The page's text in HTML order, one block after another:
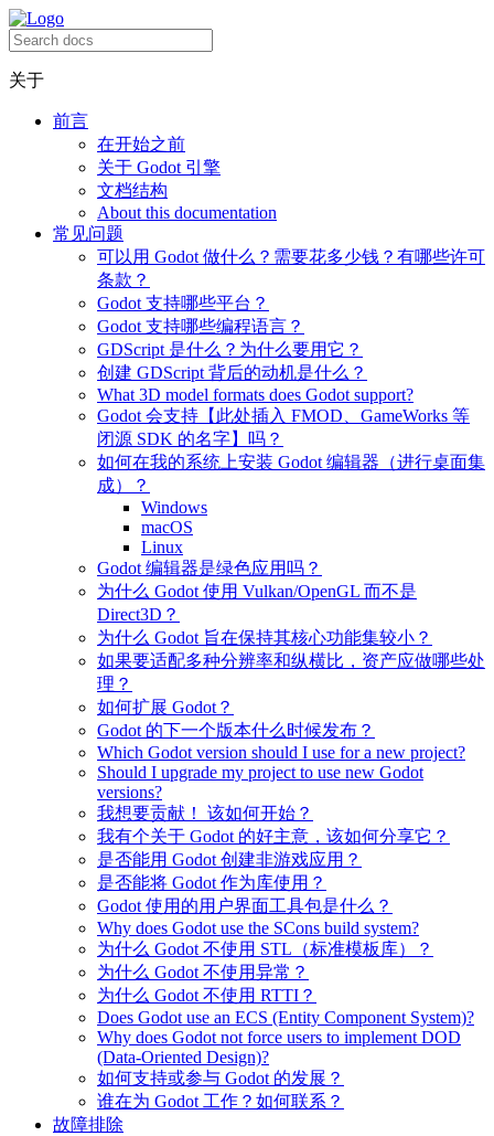
关于
前言
在开始之前
关于 Godot 引擎
文档结构
About this documentation
常见问题
可以用 Godot 做什么？需要花多少钱？有哪些许可
条款？
Godot 支持哪些平台？
Godot 支持哪些编程语言？
GDScript 是什么？为什么要用它？
创建 GDScript 背后的动机是什么？
What 3D model formats does Godot support?
Godot 会支持【此处插入 FMOD、GameWorks 等
闭源 SDK 的名字】吗？
如何在我的系统上安装 Godot 编辑器（进行桌面集
成）？
Windows
macOS
Linux
Godot 编辑器是绿色应用吗？
为什么 Godot 使用 Vulkan/OpenGL 而不是
Direct3D？
为什么 Godot 旨在保持其核心功能集较小？
如果要适配多种分辨率和纵横比，资产应做哪些处
理？
如何扩展 Godot？
Godot 的下一个版本什么时候发布？
Which Godot version should I use for a new project?
Should I upgrade my project to use new Godot
versions?
我想要贡献！ 该如何开始？
我有个关于 Godot 的好主意，该如何分享它？
是否能用 Godot 创建非游戏应用？
是否能将 Godot 作为库使用？
Godot 使用的用户界面工具包是什么？
Why does Godot use the SCons build system?
为什么 Godot 不使用 STL（标准模板库）？
为什么 Godot 不使用异常？
为什么 Godot 不使用 RTTI？
Does Godot use an ECS (Entity Component System)?
Why does Godot not force users to implement DOD
(Data-Oriented Design)?
如何支持或参与 Godot 的发展？
谁在为 Godot 工作？如何联系？
故障排除